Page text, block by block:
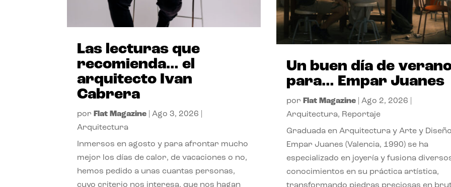
Las lecturas que
recomienda… el
arquitecto Ivan
Cabrera
por Flat Magazine |Ago 3, 2026
Arquitectura
Inmersos en agosto y para afrontar mucho
mejor los días de calor, de vacaciones o no,
hemos pedido a unas cuantas personas,
cuyo criterio nos interesa, que nos hagan
Un buen día de
para… Empar Juanes
por Flat Magazine| Ago 2, 2026
Arquitectura, Reportaje
Graduada en Arquitectura y Arte y
Empar Juanes (Valencia, 1990) se ha
especializado en joyería y fusiona
conocimientos en su práctica artística,